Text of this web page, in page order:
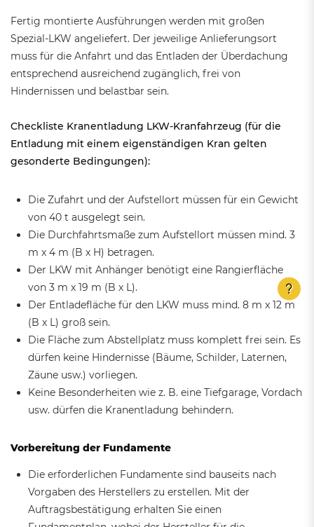
Fertig montierte Ausführungen werden mit großen
Spezial-LKW angeliefert. Der jeweilige Anlieferungsort
muss für die Anfahrt und das Entladen der Überdachung
entsprechend ausreichend zugänglich, frei von
Hindernissen und belastbar sein.
Checkliste Kranentladung LKW-Kranfahrzeug (für die
Entladung mit einem eigenständigen Kran gelten
gesonderte Bedingungen):
Die Zufahrt und der Aufstellort müssen für ein Gewicht
von 40 t ausgelegt sein.
Die Durchfahrtsmaße zum Aufstellort müssen mind. 3
m x 4 m (B x H) betragen.
Der LKW mit Anhänger benötigt eine Rangierfläche
von 3 m x 19 m (B x L).
Der Entladefläche für den LKW muss mind. 8 m x 12 m
(B x L) groß sein.
Die Fläche zum Abstellplatz muss komplett frei sein. Es
dürfen keine Hindernisse (Bäume, Schilder, Laternen,
Zäune usw.) vorliegen.
Keine Besonderheiten wie z. B. eine Tiefgarage, Vordach
usw. dürfen die Kranentladung behindern.
Vorbereitung der Fundamente
Die erforderlichen Fundamente sind bauseits nach
Vorgaben des Herstellers zu erstellen. Mit der
Auftragsbestätigung erhalten Sie einen